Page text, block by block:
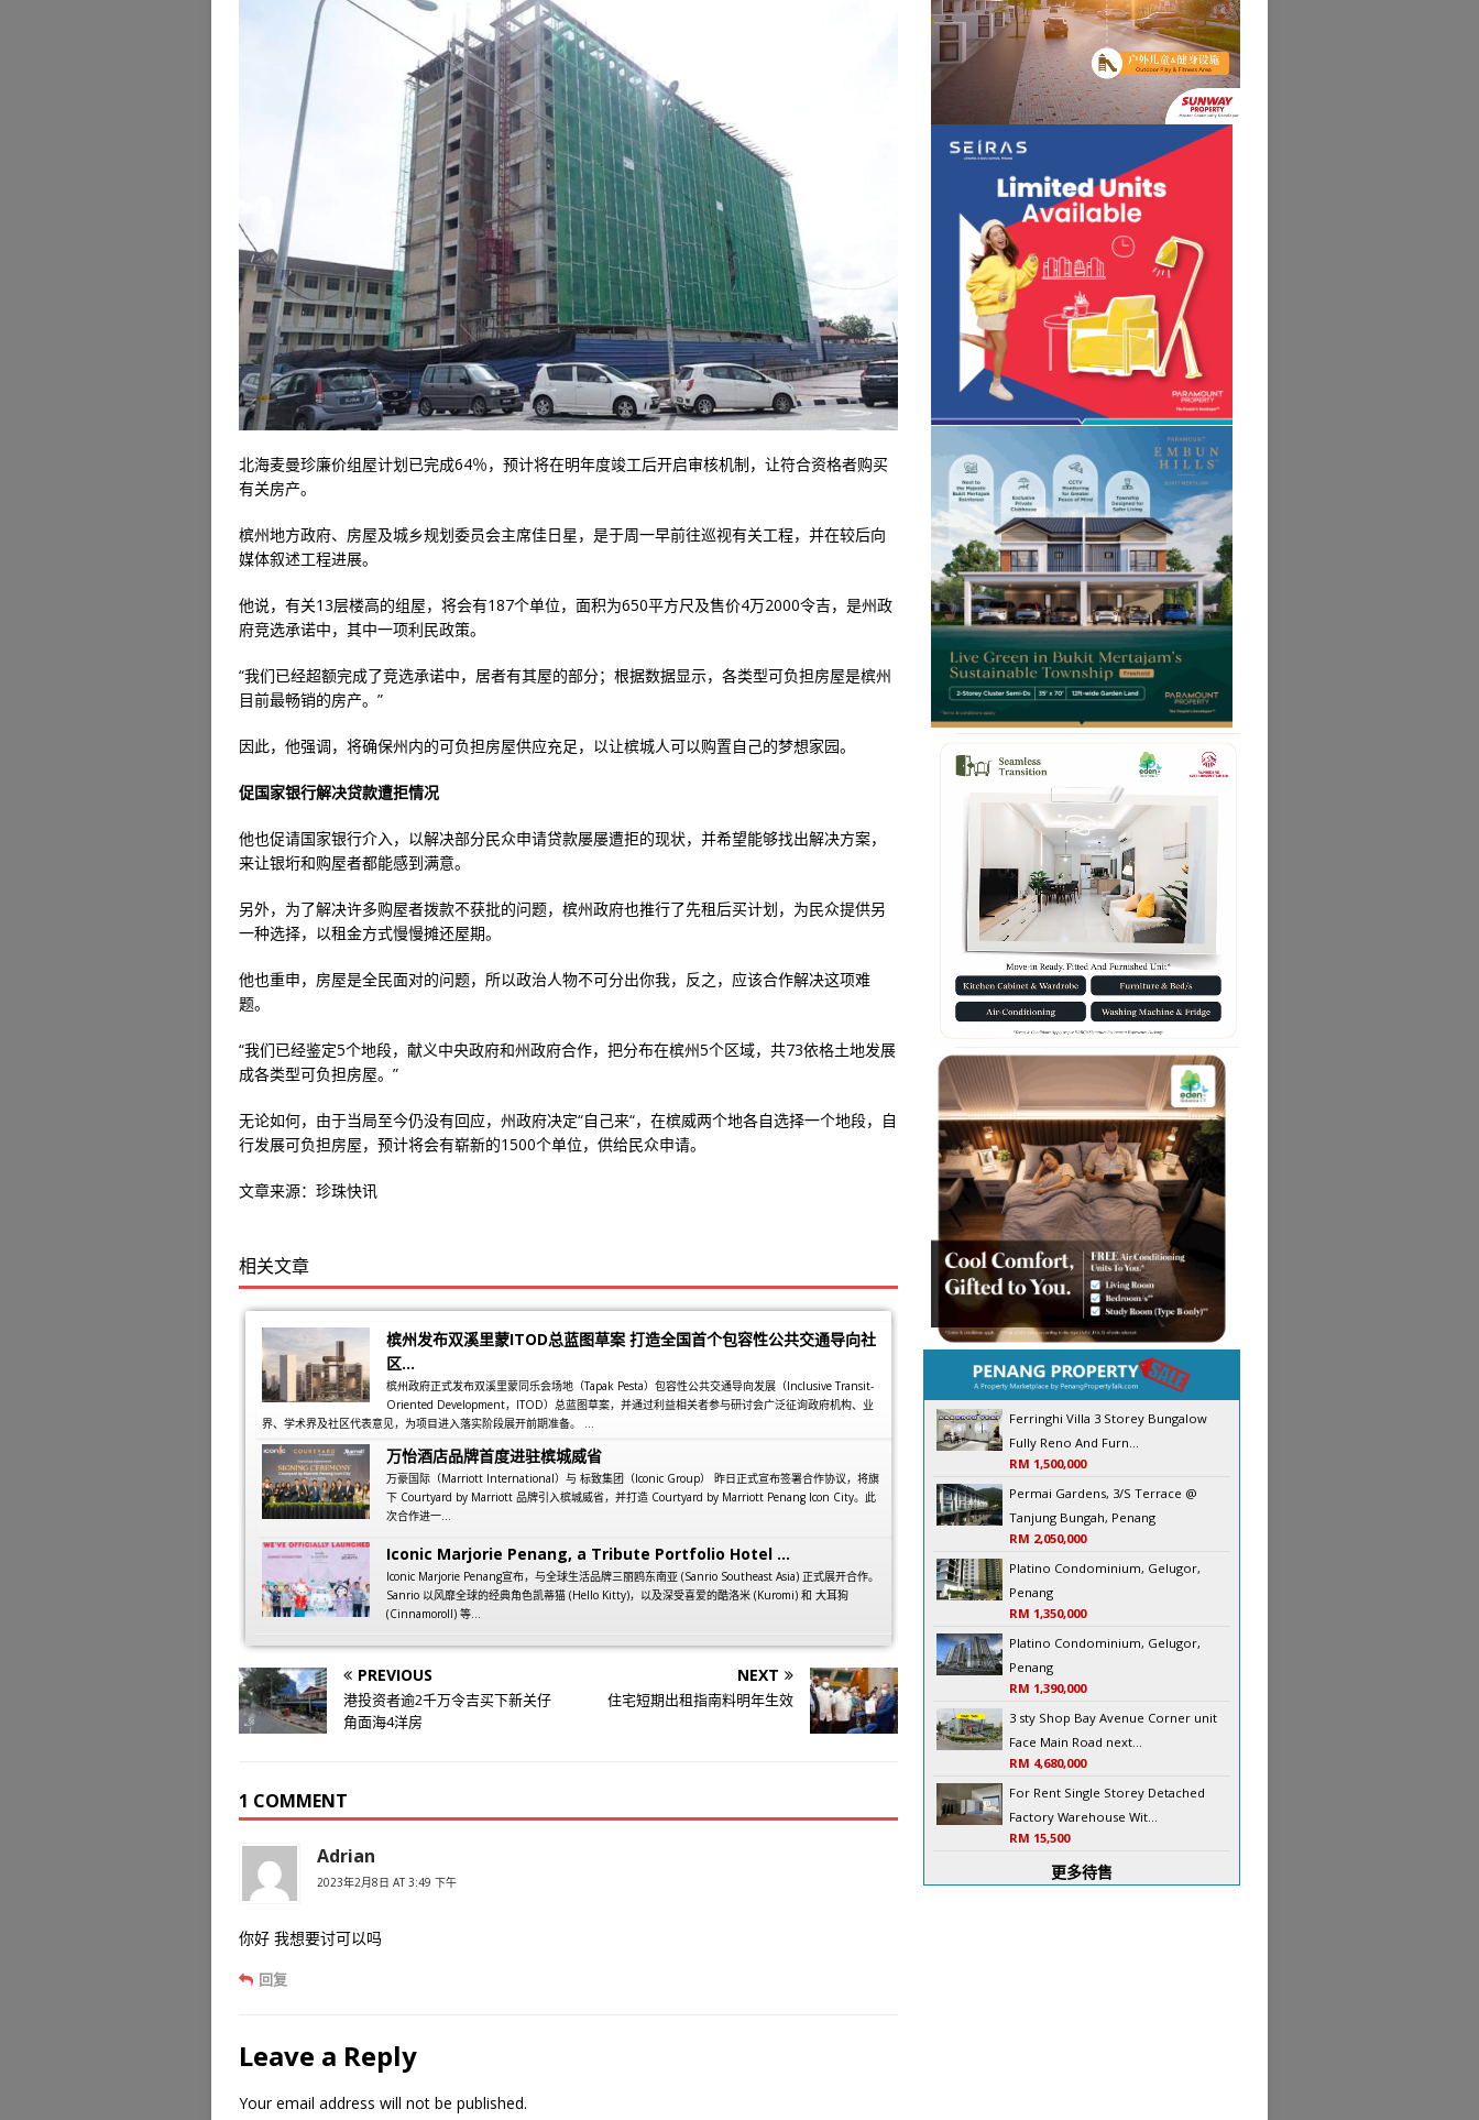
北海麦曼珍廉价组屋计划已完成64％，预计将在明年度竣工后开启审核机制，让符合资格者购买
有关房产。
槟州地方政府、房屋及城乡规划委员会主席佳日星，是于周一早前往巡视有关工程，并在较后向
媒体叙述工程进展。
他说，有关13层楼高的组屋，将会有187个单位，面积为650平方尺及售价4万2000令吉，是州政
府竞选承诺中，其中一项利民政策。
“我们已经超额完成了竞选承诺中，居者有其屋的部分；根据数据显示，各类型可负担房屋是槟州
目前最畅销的房产。”
因此，他强调，将确保州内的可负担房屋供应充足，以让槟城人可以购置自己的梦想家园。
促国家银行解决贷款遭拒情况
他也促请国家银行介入，以解决部分民众申请贷款屡屡遭拒的现状，并希望能够找出解决方案，
来让银垳和购屋者都能感到满意。
另外，为了解决许多购屋者拨款不获批的问题，槟州政府也推行了先租后买计划，为民众提供另
一种选择，以租金方式慢慢摊还屋期。
他也重申，房屋是全民面对的问题，所以政治人物不可分出你我，反之，应该合作解决这项难
题。
“我们已经鉴定5个地段，献义中央政府和州政府合作，把分布在槟州5个区域，共73依格土地发展
成各类型可负担房屋。”
无论如何，由于当局至今仍没有回应，州政府决定“自己来“，在槟威两个地各自选择一个地段，自
行发展可负担房屋，预计将会有崭新的1500个单位，供给民众申请。
文章来源：珍珠快讯
相关文章
槟州发布双溪里蒙ITOD总蓝图草案 打造全国首个包容性公共交通导向社
区...
槟州政府正式发布双溪里蒙同乐会场地（Tapak Pesta）包容性公共交通导向发展（Inclusive Transit-
Oriented Development，ITOD）总蓝图草案，并通过利益相关者参与研讨会广泛征询政府机构、业
界、学术界及社区代表意见，为项目进入落实阶段展开前期准备。 ...
万怡酒店品牌首度进驻槟城威省
万豪国际（Marriott International）与 标致集团（Iconic Group） 昨日正式宣布签署合作协议，将旗
下 Courtyard by Marriott 品牌引入槟城威省，并打造 Courtyard by Marriott Penang Icon City。此
次合作进一...
Iconic Marjorie Penang, a Tribute Portfolio Hotel ...
Iconic Marjorie Penang宣布，与全球生活品牌三丽鸥东南亚 (Sanrio Southeast Asia) 正式展开合作。
Sanrio 以风靡全球的经典角色凯蒂猫 (Hello Kitty)，以及深受喜爱的酷洛米 (Kuromi) 和 大耳狗
(Cinnamoroll) 等...
PREVIOUS
港投资者逾2千万令吉买下新关仔
角面海4洋房
NEXT
住宅短期出租指南料明年生效
1 COMMENT
Adrian
2023年2月8日 AT 3:49 下午
你好 我想要讨可以吗
回复
Leave a Reply
Your email address will not be published.
Ferringhi Villa 3 Storey Bungalow
Fully Reno And Furn...
RM 1,500,000
Permai Gardens, 3/S Terrace @
Tanjung Bungah, Penang
RM 2,050,000
Platino Condominium, Gelugor,
Penang
RM 1,350,000
Platino Condominium, Gelugor,
Penang
RM 1,390,000
3 sty Shop Bay Avenue Corner unit
Face Main Road next...
RM 4,680,000
For Rent Single Storey Detached
Factory Warehouse Wit...
RM 15,500
更多待售